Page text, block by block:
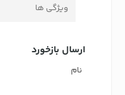
ویژگی ها
ارسال بازخورد
نام